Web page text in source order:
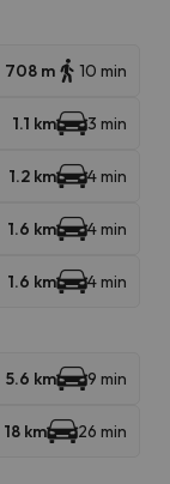
708 m 10 min
1.1 km 3 min
1.2 km 4 min
1.6 km 4 min
1.6 km 4 min
5.6 km 9 min
18 km 26 min